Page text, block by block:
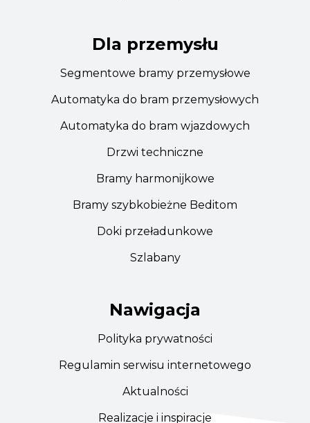
Dla przemysłu
Segmentowe bramy przemysłowe
Automatyka do bram przemysłowych
Automatyka do bram wjazdowych
Drzwi techniczne
Bramy harmonijkowe
Bramy szybkobieżne Beditom
Doki przeładunkowe
Szlabany
Nawigacja
Polityka prywatności
Regulamin serwisu internetowego
Aktualności
Realizacje i inspiracje